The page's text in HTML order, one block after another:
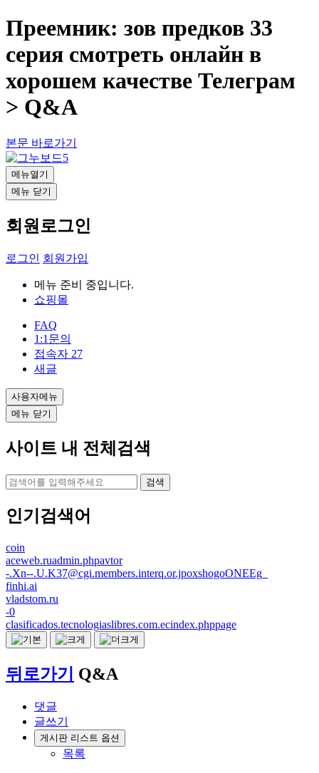
Преемник: зов предков 33
серия смотреть онлайн в
хорошем качестве Телеграм
> Q&A
본문 바로가기
메뉴열기
메뉴 닫기
회원로그인
로그인 회원가입
메뉴 준비 중입니다.
쇼핑몰
FAQ
1:1문의
접속자 27
새글
사용자메뉴
메뉴 닫기
사이트 내 전체검색
검색
인기검색어
coin
aceweb.ruadmin.phpavtor
-.Xn--.U.K37@cgi.members.interq.or.jpoxshogoONEEg_
finhi.ai
vladstom.ru
-0
clasificados.tecnologiaslibres.com.ecindex.phppage
뒤로가기 Q&A
댓글
글쓰기
게시판 리스트 옵션
목록